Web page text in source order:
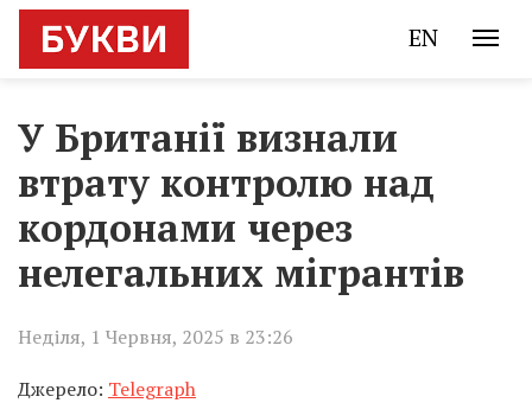
EN
У Британії визнали
втрату контролю над
кордонами через
нелегальних мігрантів
Неділя, 1 Червня, 2025 в 23:26
Джерело: Telegraph